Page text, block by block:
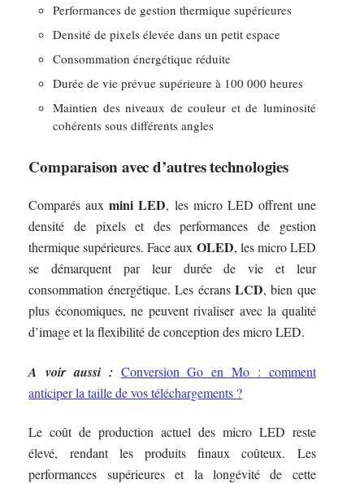
Performances de gestion thermique supérieures
Densité de pixels élevée dans un petit espace
Consommation énergétique réduite
Durée de vie prévue supérieure à 100 000 heures
Maintien des niveaux de couleur et de luminosité
cohérents sous différents angles
Comparaison avec d’autres technologies
Comparés auxmini LED, les micro LED offrent une
densité de pixels et des performances de gestion
thermique supérieures. Face aux OLED, les micro LED
se démarquent par leur durée de vie et leur
consommation énergétique. Les écrans LCD, bien que
plus économiques, ne peuvent rivaliser avec la qualité
d’image et la flexibilité de conception des micro LED.
A voir aussi : Conversion Go en Mo : comment
anticiper la taille de vos téléchargements ?
Le coût de production actuel des micro LED reste
élevé, rendant les produits finaux coûteux. Les
performances supérieures et la longévité de cette